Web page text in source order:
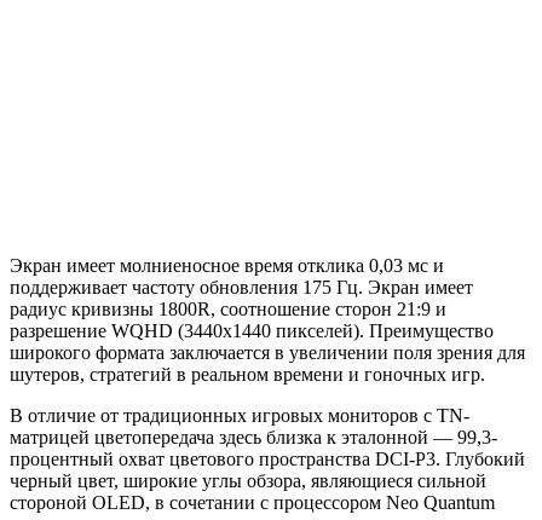
Экран имеет молниеносное время отклика 0,03 мс и
поддерживает частоту обновления 175 Гц. Экран имеет
радиус кривизны 1800R, соотношение сторон 21:9 и
разрешение WQHD (3440х1440 пикселей). Преимущество
широкого формата заключается в увеличении поля зрения для
шутеров, стратегий в реальном времени и гоночных игр.
В отличие от традиционных игровых мониторов с TN-
матрицей цветопередача здесь близка к эталонной — 99,3-
процентный охват цветового пространства DCI-P3. Глубокий
черный цвет, широкие углы обзора, являющиеся сильной
стороной OLED, в сочетании с процессором Neo Quantum